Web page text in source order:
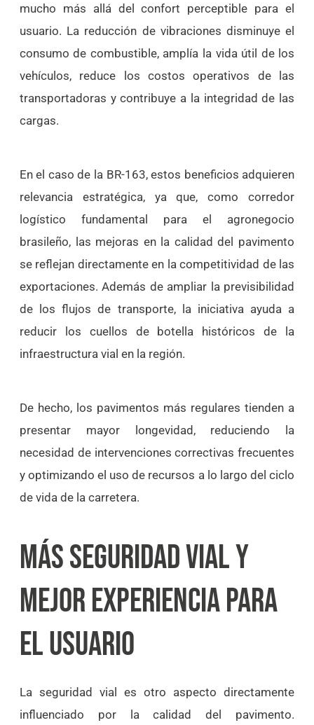
mucho más allá del confort perceptible para el
usuario. La reducción de vibraciones disminuye el
consumo de combustible, amplía la vida útil de los
vehículos, reduce los costos operativos de las
transportadoras y contribuye a la integridad de las
cargas.
En el caso de la BR-163, estos beneficios adquieren
relevancia estratégica, ya que, como corredor
logístico fundamental para el agronegocio
brasileño, las mejoras en la calidad del pavimento
se reflejan directamente en la competitividad de las
exportaciones. Además de ampliar la previsibilidad
de los flujos de transporte, la iniciativa ayuda a
reducir los cuellos de botella históricos de la
infraestructura vial en la región.
De hecho, los pavimentos más regulares tienden a
presentar mayor longevidad, reduciendo la
necesidad de intervenciones correctivas frecuentes
y optimizando el uso de recursos a lo largo del ciclo
de vida de la carretera.
MÁS SEGURIDAD VIAL Y
MEJOR EXPERIENCIA PARA
EL USUARIO
La seguridad vial es otro aspecto directamente
influenciado por la calidad del pavimento.